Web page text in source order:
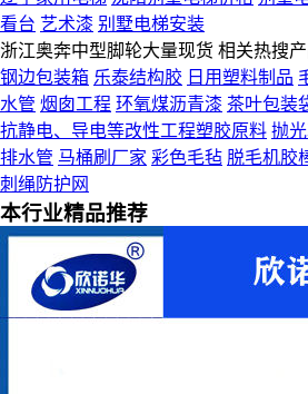
看台 艺术漆 别墅电梯安装
浙江奥奔中型脚轮大量现货 相关热搜产
钢边包装箱 乐泰结构胶 日用塑料制品
水管 烟囱工程 环氧煤沥青漆 茶叶包装
抗静电、导电等改性工程塑胶原料 抛
排水管 马桶刷厂家 彩色毛毡 脱毛机胶
刺绳防护网
本行业精品推荐